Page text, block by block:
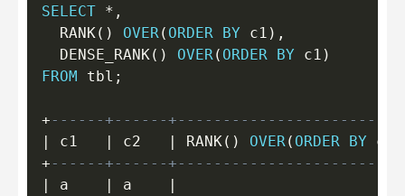
SELECT * ,
  RANK
( ) OVER ( ORDER BY c1 ) ,
  DENSE_RANK
( ) OVER ( ORDER BY c1 )
FROM tbl ;
+------+------
|
c1 | c2 | RANK( ) OVER ( ORDER BY c1
+------+------
|
a | a |